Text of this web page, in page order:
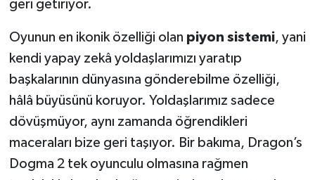
geri getiriyor.
Oyunun en ikonik özelliği olan piyon sistemi, yani
kendi yapay zekâ yoldaşlarımızı yaratıp
başkalarının dünyasına gönderebilme özelliği,
hâlâ büyüsünü koruyor. Yoldaşlarımız sadece
dövüşmüyor, aynı zamanda öğrendikleri
maceraları bize geri taşıyor. Bir bakıma, Dragon’s
Dogma 2 tek oyunculu olmasına rağmen